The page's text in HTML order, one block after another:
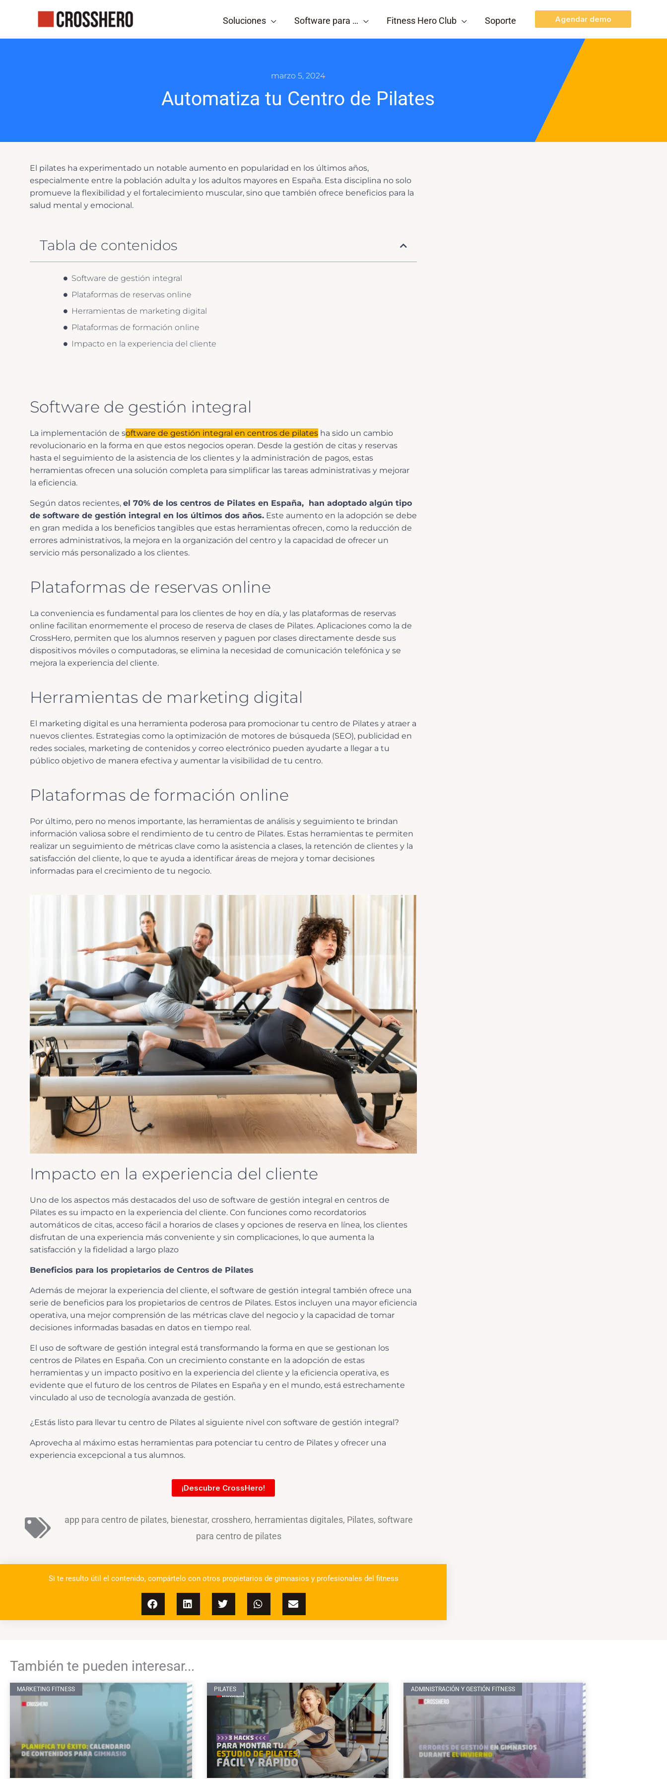
contenido
Soluciones Software para … Fitness Hero Club Soporte Agendar demo
marzo 5, 2024
Automatiza tu Centro de Pilates
El pilates ha experimentado un notable aumento en popularidad en los últimos años,
especialmente entre la población adulta y los adultos mayores en España. Esta disciplina no solo
promueve la flexibilidad y el fortalecimiento muscular, sino que también ofrece beneficios para la
salud mental y emocional.
Tabla de contenidos
Software de gestión integral
Plataformas de reservas online
Herramientas de marketing digital
Plataformas de formación online
Impacto en la experiencia del cliente
Software de gestión integral
La implementación de software de gestión integral en centros de pilates ha sido un cambio
revolucionario en la forma en que estos negocios operan. Desde la gestión de citas y reservas
hasta el seguimiento de la asistencia de los clientes y la administración de pagos, estas
herramientas ofrecen una solución completa para simplificar las tareas administrativas y mejorar
la eficiencia.
Según datos recientes, el 70% de los centros de Pilates en España, han adoptado algún tipo
de software de gestión integral en los últimos dos años. Este aumento en la adopción se debe
en gran medida a los beneficios tangibles que estas herramientas ofrecen, como la reducción de
errores administrativos, la mejora en la organización del centro y la capacidad de ofrecer un
servicio más personalizado a los clientes.
Plataformas de reservas online
La conveniencia es fundamental para los clientes de hoy en día, y las plataformas de reservas
online facilitan enormemente el proceso de reserva de clases de Pilates. Aplicaciones como la de
CrossHero, permiten que los alumnos reserven y paguen por clases directamente desde sus
dispositivos móviles o computadoras, se elimina la necesidad de comunicación telefónica y se
mejora la experiencia del cliente.
Herramientas de marketing digital
El marketing digital es una herramienta poderosa para promocionar tu centro de Pilates y atraer a
nuevos clientes. Estrategias como la optimización de motores de búsqueda (SEO), publicidad en
redes sociales, marketing de contenidos y correo electrónico pueden ayudarte a llegar a tu
público objetivo de manera efectiva y aumentar la visibilidad de tu centro.
Plataformas de formación online
Por último, pero no menos importante, las herramientas de análisis y seguimiento te brindan
información valiosa sobre el rendimiento de tu centro de Pilates. Estas herramientas te permiten
realizar un seguimiento de métricas clave como la asistencia a clases, la retención de clientes y la
satisfacción del cliente, lo que te ayuda a identificar áreas de mejora y tomar decisiones
informadas para el crecimiento de tu negocio.
Impacto en la experiencia del cliente
Uno de los aspectos más destacados del uso de software de gestión integral en centros de
Pilates es su impacto en la experiencia del cliente. Con funciones como recordatorios
automáticos de citas, acceso fácil a horarios de clases y opciones de reserva en línea, los clientes
disfrutan de una experiencia más conveniente y sin complicaciones, lo que aumenta la
satisfacción y la fidelidad a largo plazo
Beneficios para los propietarios de Centros de Pilates
Además de mejorar la experiencia del cliente, el software de gestión integral también ofrece una
serie de beneficios para los propietarios de centros de Pilates. Estos incluyen una mayor eficiencia
operativa, una mejor comprensión de las métricas clave del negocio y la capacidad de tomar
decisiones informadas basadas en datos en tiempo real.
El uso de software de gestión integral está transformando la forma en que se gestionan los
centros de Pilates en España. Con un crecimiento constante en la adopción de estas
herramientas y un impacto positivo en la experiencia del cliente y la eficiencia operativa, es
evidente que el futuro de los centros de Pilates en España y en el mundo, está estrechamente
vinculado al uso de tecnología avanzada de gestión.
¿Estás listo para llevar tu centro de Pilates al siguiente nivel con software de gestión integral?
Aprovecha al máximo estas herramientas para potenciar tu centro de Pilates y ofrecer una
experiencia excepcional a tus alumnos.
¡Descubre CrossHero!
app para centro de pilates, bienestar, crosshero, herramientas digitales, Pilates, software
para centro de pilates
Si te resulto útil el contenido, compártelo con otros propietarios de gimnasios y profesionales del fitness
También te pueden interesar...
MARKETING FITNESS PILATES ADMINISTRACIÓN Y GESTIÓN FITNESS